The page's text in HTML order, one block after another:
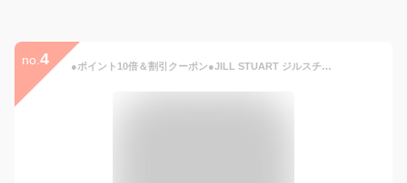
no. 4 ●ポイント10倍＆割引クーポン●JILL STUART ジルスチュアート ホワイトフローラル UVプロテクター 75g【送料無料】 ギフト 誕生日 プレゼント 15時までの決済確認で即日発送！